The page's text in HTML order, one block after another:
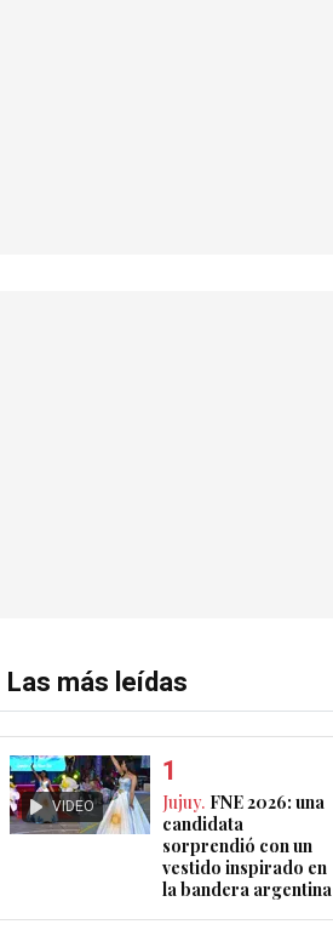
Las más leídas
VIDEO Jujuy. FNE 2026: una
candidata
sorprendió con un
vestido inspirado en
la bandera argentina